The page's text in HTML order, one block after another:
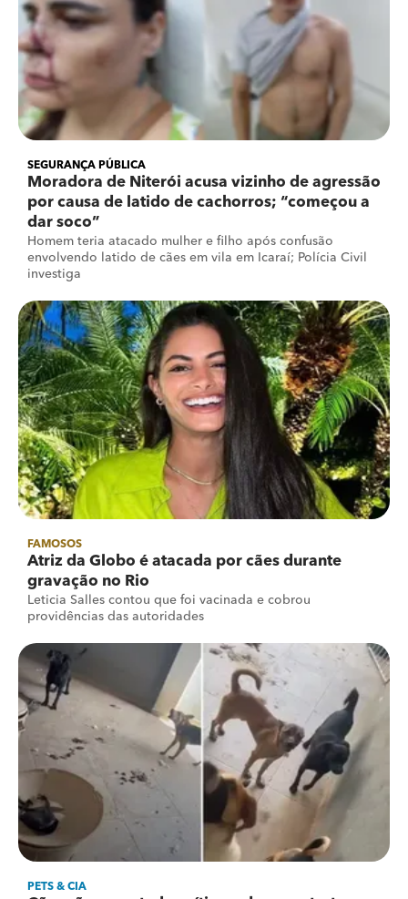
SEGURANÇA PÚBLICA
Moradora de Niterói acusa vizinho de agressão
por causa de latido de cachorros; “começou a
dar soco”
Homem teria atacado mulher e filho após confusão
envolvendo latido de cães em vila em Icaraí; Polícia Civil
investiga
FAMOSOS
Atriz da Globo é atacada por cães durante
gravação no Rio
Leticia Salles contou que foi vacinada e cobrou
providências das autoridades
PETS & CIA